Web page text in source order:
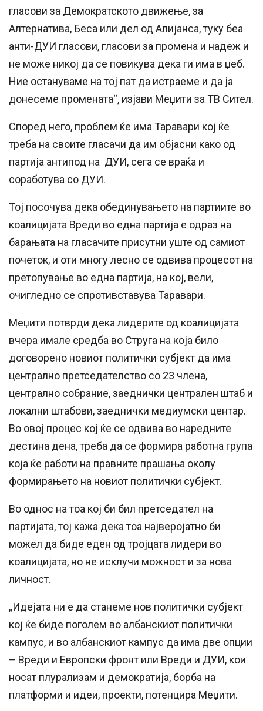
гласови за Демократското движење, за
Алтернатива, Беса или дел од Алијанса, туку беа
анти-ДУИ гласови, гласови за промена и надеж и
не може никој да се повикува дека ги има в џеб.
Ние остануваме на тој пат да истраеме и да ја
донесеме промената“, изјави Меџити за ТВ Сител.
Според него, проблем ќе има Таравари кој ќе
треба на своите гласачи да им објасни како од
партија антипод на ДУИ, сега се враќа и
соработува со ДУИ.
Тој посочува дека обединувањето на партиите во
коалицијата Вреди во една партија е одраз на
барањата на гласачите присутни уште од самиот
почеток, и оти многу лесно се одвива процесот на
претопување во една партија, на кој, вели,
очигледно се спротивставува Таравари.
Меџити потврди дека лидерите од коалицијата
вчера имале средба во Струга на која било
договорено новиот политички субјект да има
централно претседателство со 23 члена,
централно собрание, заеднички централен штаб и
локални штабови, заеднички медиумски центар.
Во овој процес кој ќе се одвива во наредните
дестина дена, треба да се формира работна група
која ќе работи на правните прашања околу
формирањето на новиот политички субјект.
Во однос на тоа кој би бил претседател на
партијата, тој кажа дека тоа најверојатно би
можел да биде еден од тројцата лидери во
коалицијата, но не исклучи можност и за нова
личност.
„Идејата ни е да станеме нов политички субјект
кој ќе биде поголем во албанскиот политички
кампус, и во албанскиот кампус да има две опции
– Вреди и Европски фронт или Вреди и ДУИ, кои
носат плурализам и демократија, борба на
платформи и идеи, проекти, потенцира Меџити.